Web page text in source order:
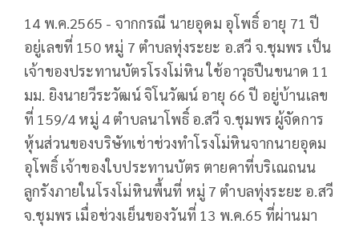
14 พ.ค.2565 - จากกรณี นายอุดม อุโพธิ์ อายุ 71 ปี
อยู่เลขที่ 150 หมู่ 7 ตำบลทุ่งระยะ อ.สวี จ.ชุมพร เป็น
เจ้าของประทานบัตรโรงโม่หิน ใช้อาวุธปืนขนาด 11
มม. ยิงนายวีระวัฒน์ จิโนวัฒน์ อายุ 66 ปี อยู่บ้านเลข
ที่ 159/4 หมู่ 4 ตำบลนาโพธิ์ อ.สวี จ.ชุมพร ผู้จัดการ
หุ้นส่วนของบริษัทเช่าช่วงทำโรงโม่หินจากนายอุดม
อุโพธิ์ เจ้าของใบประทานบัตร ตายคาที่บริเณถนน
ลูกรังภายในโรงโม่หินพื้นที่ หมู่ 7 ตำบลทุ่งระยะ อ.สวี
จ.ชุมพร เมื่อช่วงเย็นของวันที่ 13 พ.ค.65 ที่ผ่านมา